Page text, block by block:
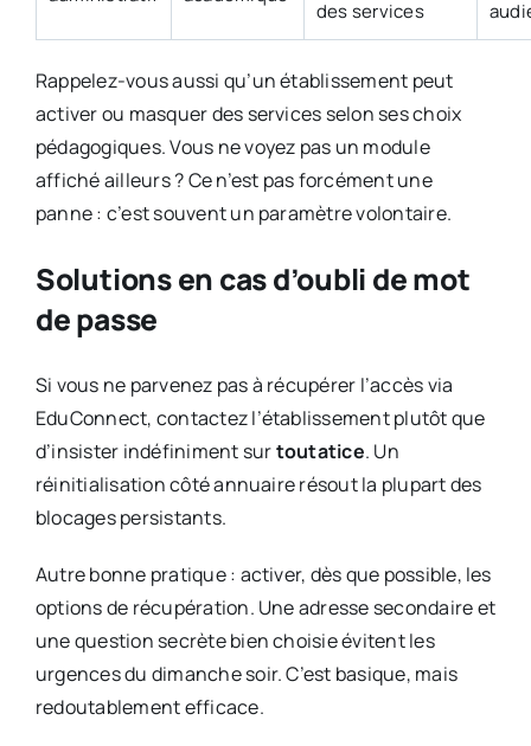
des services
Rappelez-vous aussi qu’un établissement peut
activer ou masquer des services selon ses choix
pédagogiques. Vous ne voyez pas un module
affiché ailleurs ? Ce n’est pas forcément une
panne : c’est souvent un paramètre volontaire.
Solutions en cas d’oubli de mot
de passe
Si vous ne parvenez pas à récupérer l’accès via
EduConnect, contactez l’établissement plutôt que
d’insister indéfiniment surtoutatice. Un
réinitialisation côté annuaire résout la plupart des
blocages persistants.
Autre bonne pratique : activer, dès que possible, les
options de récupération. Une adresse secondaire et
une question secrète bien choisie évitent les
urgences du dimanche soir. C’est basique, mais
redoutablement efficace.